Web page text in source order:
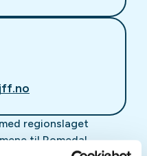
regionslaget
til Romedal